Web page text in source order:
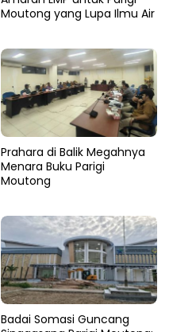
Moutong yang Lupa Ilmu Air
Prahara di Balik Megahnya
Menara Buku Parigi
Moutong
Badai Somasi Guncang